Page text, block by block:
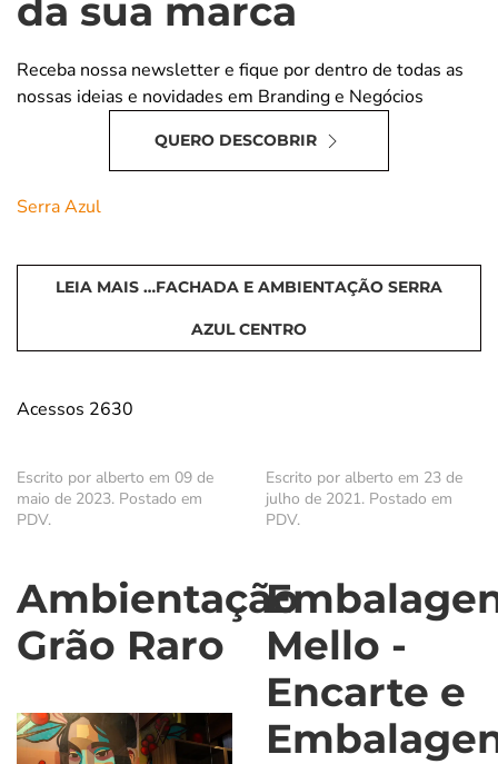
da sua marca
Receba nossa newsletter e fique por dentro de todas as
nossas ideias e novidades em Branding e Negócios
QUERO DESCOBRIR
Serra Azul
LEIA MAIS …FACHADA E AMBIENTAÇÃO SERRA
AZUL CENTRO
Acessos 2630
Escrito por alberto em 09 de
maio de 2023. Postado em
PDV.
Ambientação
Grão Raro
Escrito por alberto em 23 de
julho de 2021. Postado em
PDV.
Mello -
Encarte e